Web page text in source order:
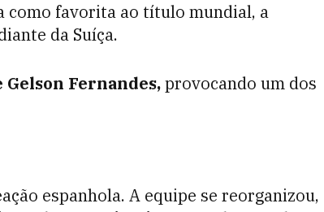
como favorita ao título mundial, a
da Suíça.
Gelson Fernandes,provocando um dos
espanhola. A equipe se reorganizou,